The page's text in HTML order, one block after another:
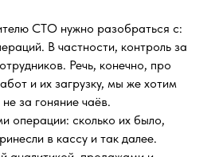
СТО нужно разобраться с:
В частности, контроль за
Речь, конечно, про
и их загрузку, мы же хотим
за гоняние чаёв.
операции: сколько их было,
в кассу и так далее.